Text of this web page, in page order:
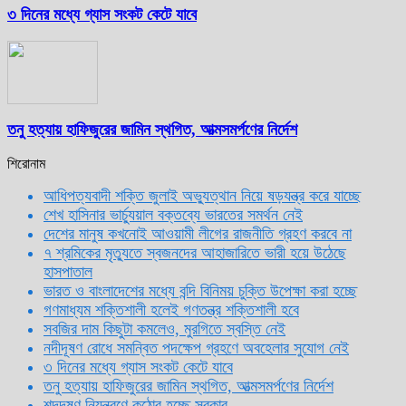
৩ দিনের মধ্যে গ্যাস সংকট কেটে যাবে
তনু হত্যায় হাফিজুরের জামিন স্থগিত, আত্মসমর্পণের নির্দেশ
শিরোনাম
আধিপত্যবাদী শক্তি জুলাই অভ্যুত্থান নিয়ে ষড়যন্ত্র করে যাচ্ছে
শেখ হাসিনার ভার্চ্যুয়াল বক্তব্যে ভারতের সমর্থন নেই
দেশের মানুষ কখনোই আওয়ামী লীগের রাজনীতি গ্রহণ করবে না
৭ শ্রমিকের মৃত্যুতে স্বজনদের আহাজারিতে ভারী হয়ে উঠেছে
হাসপাতাল
ভারত ও বাংলাদেশের মধ্যে বন্দি বিনিময় চুক্তি উপেক্ষা করা হচ্ছে
গণমাধ্যম শক্তিশালী হলেই গণতন্ত্র শক্তিশালী হবে
সবজির দাম কিছুটা কমলেও, মুরগিতে স্বস্তি নেই
নদীদূষণ রোধে সমন্বিত পদক্ষেপ গ্রহণে অবহেলার সুযোগ নেই
৩ দিনের মধ্যে গ্যাস সংকট কেটে যাবে
তনু হত্যায় হাফিজুরের জামিন স্থগিত, আত্মসমর্পণের নির্দেশ